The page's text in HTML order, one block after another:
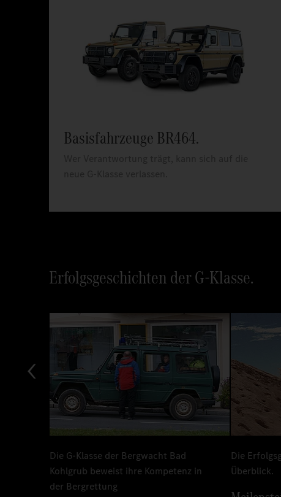
Basisfahrzeuge BR464.
Erfolgsgeschichten der G-Klasse.
Die G-Klasse der Bergwacht Bad
Kohlgrub beweist ihre Kompetenz in
der Bergrettung
Die
Überblick.